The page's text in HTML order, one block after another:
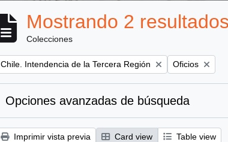
Mostrando 2 resultados
Colecciones
Remove filter:
Chile. Intendencia de la Tercera Región Remove filter:
Oficios
Opciones avanzadas de búsqueda
Imprimir vista previa Card view Table view